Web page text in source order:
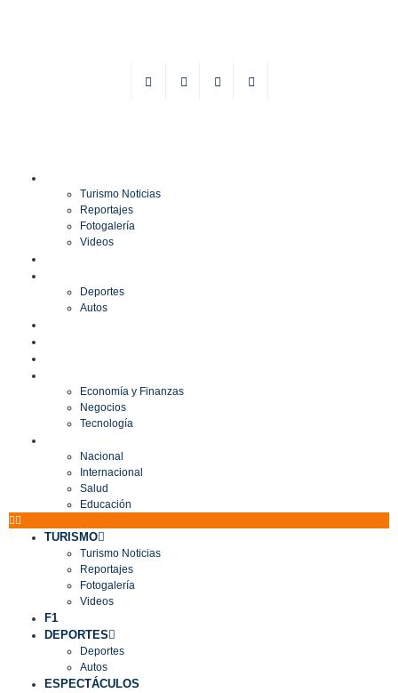
Turismo Noticias
Reportajes
Fotogalería
Videos
Deportes
Autos
Economía y Finanzas
Negocios
Tecnología
Nacional
Internacional
Salud
Educación
TURISMO
Turismo Noticias
Reportajes
Fotogalería
Videos
F1
DEPORTES
Deportes
Autos
ESPECTÁCULOS